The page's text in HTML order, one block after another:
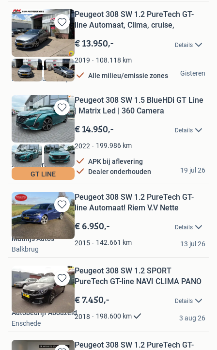
Bewaren
in
Mijn
Favorieten
Peugeot 308 SW 1.2 PureTech GT-
line Automaat, Clima, cruise,
€ 13.950,- Details
2019 108.118 km
Alle milieu/emissie zones
F en M Autoservice
Hazerswoude-Dorp
Gisteren
Bewaren
in
Mijn
Favorieten
GT LINE
Peugeot 308 SW 1.5 BlueHDi GT Line
| Matrix Led | 360 Camera
€ 14.950,- Details
2022 199.986 km
APK bij aflevering
Dealer onderhouden
Auto Q burg
Drachten
19 jul 26
Bewaren
in
Mijn
Favorieten
Peugeot 308 SW 1.2 PureTech GT-
line Automaat! Riem V.V Nette
€ 6.950,- Details
2015 142.661 km
Mathijs Auto’s
Balkbrug
13 jul 26
Bewaren
in
Mijn
Favorieten
Peugeot 308 SW 1.2 SPORT
PureTech GT-line NAVI CLIMA PANO
€ 7.450,- Details
2018 198.600 km
Autobedrijf Abouzeid
Enschede
3 aug 26
Peugeot 308 SW 1.2 PureTech GT-